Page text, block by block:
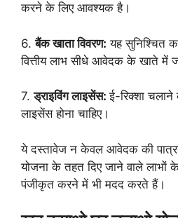
करने के लिए आवश्यक है।
6.बैंक खाता विवरण: यह सुनिश्चित
वित्तीय लाभ सीधे आवेदक के खाते में
7.ड्राइविंग लाइसेंस:ई-रिक्शा चलाने
लाइसेंस होना चाहिए।
ये दस्तावेज न केवल आवेदक की
योजना के तहत दिए जाने वाले लाभों
पंजीकृत करने में भी मदद करते हैं।